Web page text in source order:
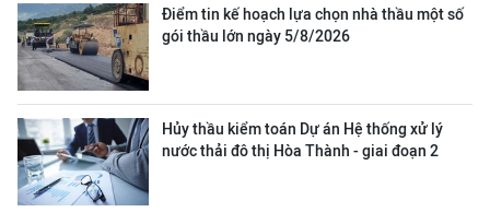
Điểm tin kế hoạch lựa chọn nhà thầu một số
gói thầu lớn ngày 5/8/2026
Hủy thầu kiểm toán Dự án Hệ thống xử lý
nước thải đô thị Hòa Thành - giai đoạn 2